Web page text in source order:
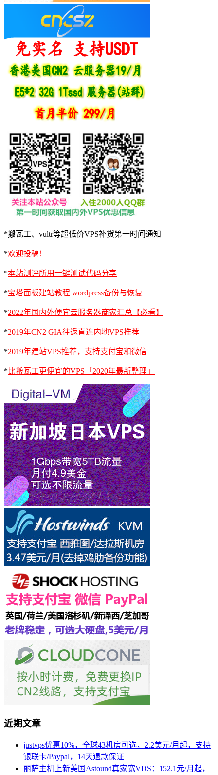
*搬瓦工、vultr等超低价VPS补货第一时间通知
*欢迎投稿！
*本站测评所用一键测试代码分享
*宝塔面板建站教程 wordpress备份与恢复
*2022年国内外便宜云服务器商家汇总【必看】
*2019年CN2 GIA往返直连内地VPS推荐
*2019年建站VPS推荐，支持支付宝和微信
* 比搬瓦工更便宜的VPS「2020年最新整理」
近期文章
justvps优惠10%，全球43机房可选，2.2美元/月起，支持
银联卡/Paypal，14天退款保证
丽萨主机上新美国Astound真家宽VDS：152.1元/月起，